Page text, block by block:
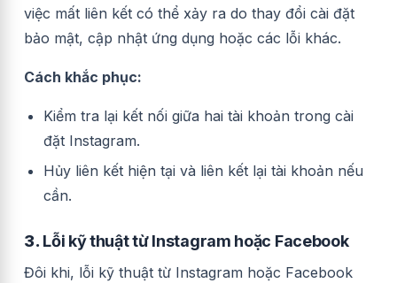
việc mất liên kết có thể xảy ra do thay đổi cài đặt
bảo mật, cập nhật ứng dụng hoặc các lỗi khác.
Cách khắc phục:
Kiểm tra lại kết nối giữa hai tài khoản trong cài
đặt Instagram.
Hủy liên kết hiện tại và liên kết lại tài khoản nếu
cần.
3. Lỗi kỹ thuật từ Instagram hoặc Facebook
Đôi khi, lỗi kỹ thuật từ Instagram hoặc Facebook